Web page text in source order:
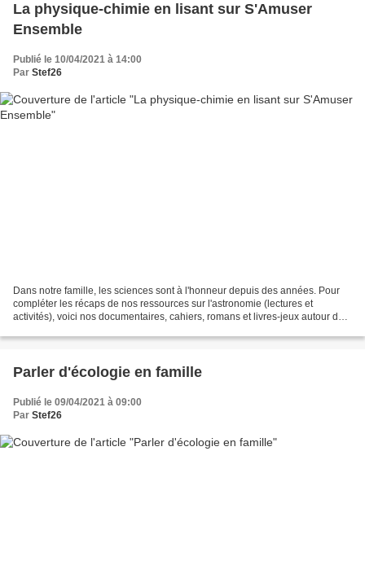
La physique-chimie en lisant sur S'Amuser
Ensemble
Publié le 10/04/2021 à 14:00
Par Stef26
Dans notre famille, les sciences sont à l'honneur depuis des années. Pour
compléter les récaps de nos ressources sur l'astronomie (lectures et
activités), voici nos documentaires, cahiers, romans et livres-jeux autour de
Parler d'écologie en famille
Publié le 09/04/2021 à 09:00
Par Stef26